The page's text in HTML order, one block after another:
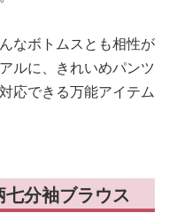
なボトムスとも相性が
ルに、きれいめパンツ
応できる万能アイテム
分袖ブラウス